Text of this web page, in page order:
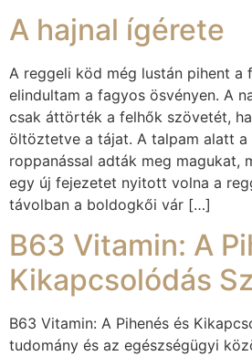
A hajnal ígérete
A reggeli köd még lustán pihent a
elindultam a fagyos ösvényen. A
csak áttörték a felhők szövetét,
öltöztetve a tájat. A talpam alatt a
roppanással adták meg magukat,
egy új fejezetet nyitott volna a
távolban a boldogkői vár […]
B63 Vitamin: A
Kikapcsolódás
B63 Vitamin: A Pihenés és
tudomány és az egészségügyi